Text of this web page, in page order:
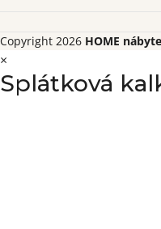
Copyright 2026 HOME
×
Splátková